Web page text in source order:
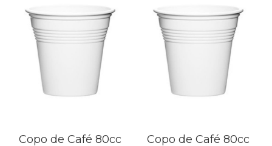
Copo de Café 80cc
Copo de Café 80cc